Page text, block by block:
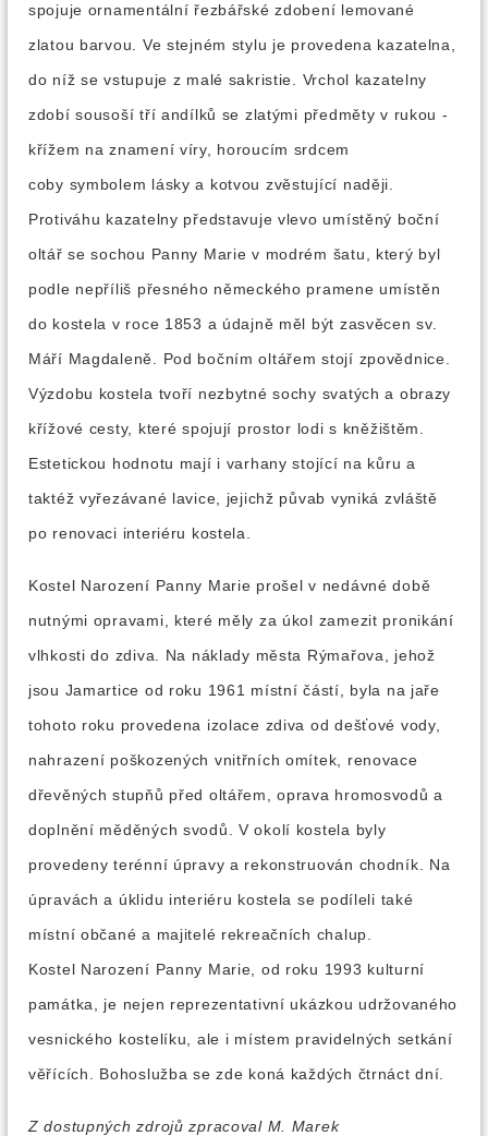
spojuje ornamentální řezbářské zdobení lemované
zlatou barvou. Ve stejném stylu je provedena kazatelna,
do níž se vstupuje z malé sakristie. Vrchol kazatelny
zdobí sousoší tří andílků se zlatými předměty v rukou -
křížem na znamení víry, horoucím srdcem
coby symbolem lásky a kotvou zvěstující naději.
Protiváhu kazatelny představuje vlevo umístěný boční
oltář se sochou Panny Marie v modrém šatu, který byl
podle nepříliš přesného německého pramene umístěn
do kostela v roce 1853 a údajně měl být zasvěcen sv.
Máří Magdaleně. Pod bočním oltářem stojí zpovědnice.
Výzdobu kostela tvoří nezbytné sochy svatých a obrazy
křížové cesty, které spojují prostor lodi s kněžištěm.
Estetickou hodnotu mají i varhany stojící na kůru a
taktéž vyřezávané lavice, jejichž půvab vyniká zvláště
po renovaci interiéru kostela.
Kostel Narození Panny Marie prošel v nedávné době
nutnými opravami, které měly za úkol zamezit pronikání
vlhkosti do zdiva. Na náklady města Rýmařova, jehož
jsou Jamartice od roku 1961 místní částí, byla na jaře
tohoto roku provedena izolace zdiva od dešťové vody,
nahrazení poškozených vnitřních omítek, renovace
dřevěných stupňů před oltářem, oprava hromosvodů a
doplnění měděných svodů. V okolí kostela byly
provedeny terénní úpravy a rekonstruován chodník. Na
úpravách a úklidu interiéru kostela se podíleli také
místní občané a majitelé rekreačních chalup.
Kostel Narození Panny Marie, od roku 1993 kulturní
památka, je nejen reprezentativní ukázkou udržovaného
vesnického kostelíku, ale i místem pravidelných setkání
věřících. Bohoslužba se zde koná každých čtrnáct dní.
Z dostupných zdrojů zpracoval M. Marek